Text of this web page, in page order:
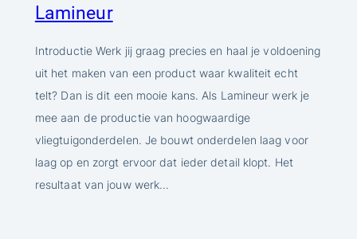
Lamineur
Introductie Werk jij graag precies en haal je voldoening
uit het maken van een product waar kwaliteit echt
telt? Dan is dit een mooie kans. Als Lamineur werk je
mee aan de productie van hoogwaardige
vliegtuigonderdelen. Je bouwt onderdelen laag voor
laag op en zorgt ervoor dat ieder detail klopt. Het
resultaat van jouw werk…